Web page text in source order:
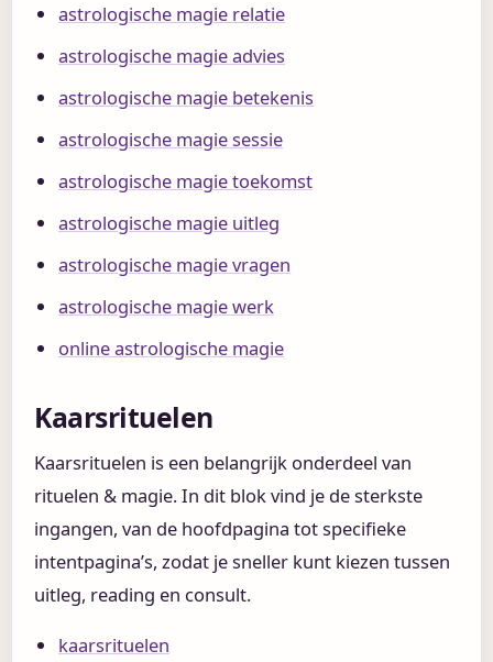
astrologische magie relatie
astrologische magie advies
astrologische magie betekenis
astrologische magie sessie
astrologische magie toekomst
astrologische magie uitleg
astrologische magie vragen
astrologische magie werk
online astrologische magie
Kaarsrituelen
Kaarsrituelen is een belangrijk onderdeel van
rituelen & magie. In dit blok vind je de sterkste
ingangen, van de hoofdpagina tot specifieke
intentpagina’s, zodat je sneller kunt kiezen tussen
uitleg, reading en consult.
kaarsrituelen